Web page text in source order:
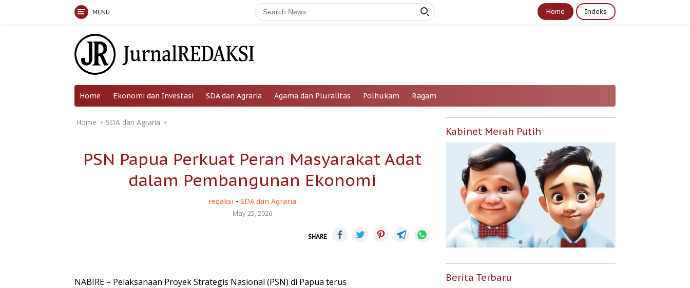
MENU Home Indeks
Home Ekonomi dan Investasi SDA dan Agraria Agama dan Pluralitas Polhukam Ragam
Home SDA dan Agraria
PSN Papua Perkuat Peran Masyarakat Adat
dalam Pembangunan Ekonomi
redaksi - SDA dan Agraria
May 25, 2026
SHARE
NABIRE – Pelaksanaan Proyek Strategis Nasional (PSN) di Papua terus
Kabinet Merah Putih
Berita Terbaru